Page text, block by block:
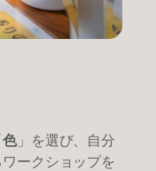
色」を選び、自分
ークショップを